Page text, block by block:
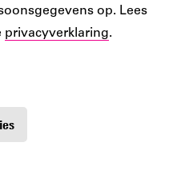
op. Lees
privacyverklaring.